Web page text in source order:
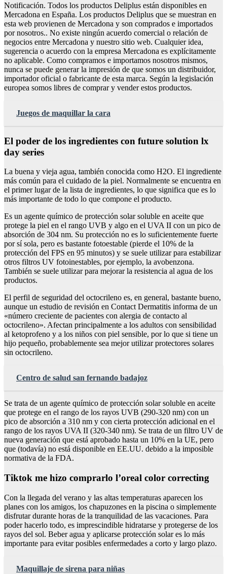
Notificación. Todos los productos Deliplus están disponibles en
Mercadona en España. Los productos Deliplus que se muestran en
esta web provienen de Mercadona y son comprados e importados
por nosotros.. No existe ningún acuerdo comercial o relación de
negocios entre Mercadona y nuestro sitio web. Cualquier idea,
sugerencia o acuerdo con la empresa Mercadona es explícitamente
no aplicable. Como compramos e importamos nosotros mismos,
nunca se puede generar la impresión de que somos un distribuidor,
importador oficial o fabricante de esta marca. Según la legislación
europea somos libres de comprar y vender estos productos.
Juegos de maquillar la cara
El poder de los ingredientes con future solution lx
day series
La buena y vieja agua, también conocida como H2O. El ingrediente
más común para el cuidado de la piel. Normalmente se encuentra en
el primer lugar de la lista de ingredientes, lo que significa que es lo
más importante de todo lo que compone el producto.
Es un agente químico de protección solar soluble en aceite que
protege la piel en el rango UVB y algo en el UVA II con un pico de
absorción de 304 nm. Su protección no es lo suficientemente fuerte
por sí sola, pero es bastante fotoestable (pierde el 10% de la
protección del FPS en 95 minutos) y se suele utilizar para estabilizar
otros filtros UV fotoinestables, por ejemplo, la avobenzona.
También se suele utilizar para mejorar la resistencia al agua de los
productos.
El perfil de seguridad del octocrileno es, en general, bastante bueno,
aunque un estudio de revisión en Contact Dermatitis informa de un
«número creciente de pacientes con alergia de contacto al
octocrileno». Afectan principalmente a los adultos con sensibilidad
al ketoprofeno y a los niños con piel sensible, por lo que si tiene un
hijo pequeño, probablemente sea mejor utilizar protectores solares
sin octocrileno.
Centro de salud san fernando badajoz
Se trata de un agente químico de protección solar soluble en aceite
que protege en el rango de los rayos UVB (290-320 nm) con un
pico de absorción a 310 nm y con cierta protección adicional en el
rango de los rayos UVA II (320-340 nm). Se trata de un filtro UV de
nueva generación que está aprobado hasta un 10% en la UE, pero
que (todavía) no está disponible en EE.UU. debido a la imposible
normativa de la FDA.
Tiktok me hizo comprarlo l’oreal color correcting
Con la llegada del verano y las altas temperaturas aparecen los
planes con los amigos, los chapuzones en la piscina o simplemente
disfrutar durante horas de la tranquilidad de las vacaciones. Para
poder hacerlo todo, es imprescindible hidratarse y protegerse de los
rayos del sol. Beber agua y aplicarse protección solar es lo más
importante para evitar posibles enfermedades a corto y largo plazo.
Maquillaje de sirena para niñas